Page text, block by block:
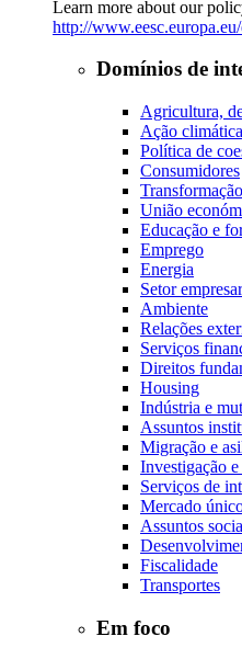
Learn more about our
http://
Domínios de
Agricultura,
Ação climática
Política de
Consumidores
União
Educação e
Emprego
Energia
Setor
Ambiente
Relações
Serviços
Direitos
Housing
Indústria e
Assuntos
Migração e
Investigação
Serviços de
Mercado
Assuntos
Fiscalidade
Transportes
Em foco